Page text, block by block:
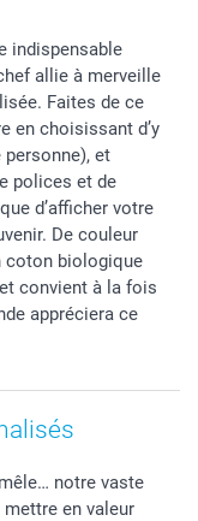
indispensable
allie à merveille
Faites de ce
en choisissant d’y
personne), et
polices et de
d’afficher votre
De couleur
coton biologique
convient à la fois
appréciera ce
notre vaste
en valeur